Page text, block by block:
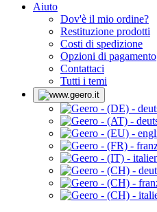
Aiuto
Dov'è il mio ordine?
Restituzione prodotti
Costi di spedizione
Opzioni di pagamento
Contattaci
Tutti i temi